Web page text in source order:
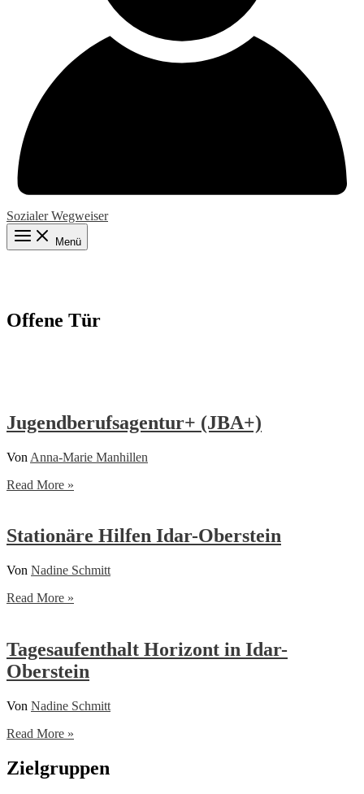
Sozialer Wegweiser
Menü
Offene Tür
Jugendberufsagentur+ (JBA+)
Von Anna-Marie Manhillen
Jugendberufsagentur+
Read More »
Stationäre Hilfen Idar-Oberstein
Von Nadine Schmitt
Stationäre
Oberstein
Read More »
Tagesaufenthalt Horizont in Idar-
Oberstein
Von Nadine Schmitt
Tagesaufenthalt
in
Idar-
Read More »
Zielgruppen